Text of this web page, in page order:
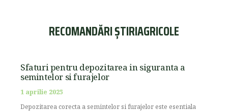
RECOMANDĂRI ȘTIRIAGRICOLE
Sfaturi pentru depozitarea in siguranta a
semintelor si furajelor
1 aprilie 2025
Depozitarea corecta a semintelor si furajelor este esentiala